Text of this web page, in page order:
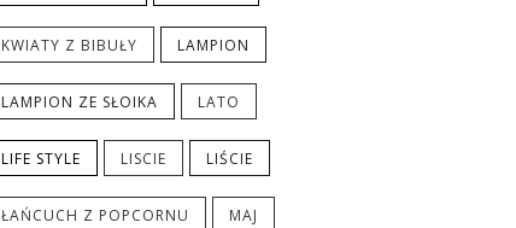
KWIATY Z BIBUŁY LAMPION
LAMPION ZE SŁOIKA LATO
LIFE STYLE LISCIE LIŚCIE
ŁAŃCUCH Z POPCORNU MAJ